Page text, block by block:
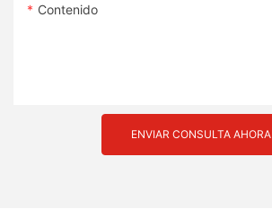
Contenido
ENVIAR CONSULTA AHORA